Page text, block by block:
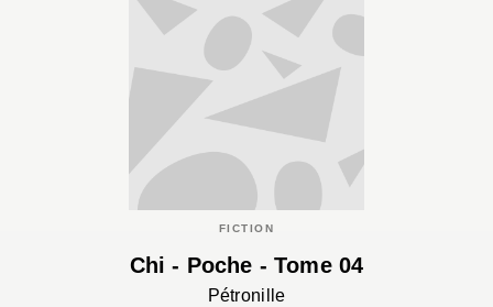
FICTION
Chi - Poche - Tome 04
Pétronille